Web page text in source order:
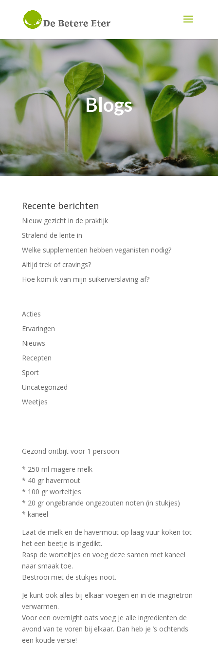
Blogs
Recente berichten
Nieuw gezicht in de praktijk
Stralend de lente in
Welke supplementen hebben veganisten nodig?
Altijd trek of cravings?
Hoe kom ik van mijn suikerverslaving af?
Acties
Ervaringen
Nieuws
Recepten
Sport
Uncategorized
Weetjes
Gezond ontbijt voor 1 persoon
* 250 ml magere melk
* 40 gr havermout
* 100 gr worteltjes
* 20 gr ongebrande ongezouten noten (in stukjes)
* kaneel
Laat de melk en de havermout op laag vuur koken tot
het een beetje is ingedikt.
Rasp de worteltjes en voeg deze samen met kaneel
naar smaak toe.
Bestrooi met de stukjes noot.
Je kunt ook alles bij elkaar voegen en in de magnetron
verwarmen.
Voor een overnight oats voeg je alle ingredienten de
avond van te voren bij elkaar. Dan heb je ’s ochtends
een koude versie!